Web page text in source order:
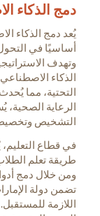
دمج الذكاء
يُعد دمج الذكاء
أساسيًا في التحول
وتهدف
الذكاء الاصطناعي
التحتية، مما
الرعاية
التشخيص وتخصيص
في قطاع
طريقة تعلم
ومن خلال دمج
تضمن دولة
اللازمة